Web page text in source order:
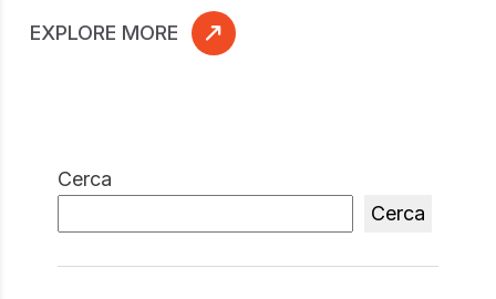
EXPLORE MORE
Cerca
Cerca